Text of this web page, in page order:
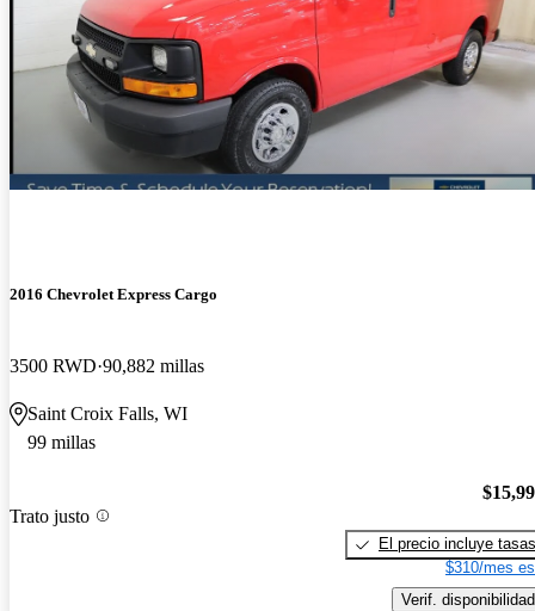
2016 Chevrolet Express Cargo
3500 RWD 90,882 millas
Saint Croix Falls, WI
99 millas
Trato justo
El precio incluye tasas
$310/mes
Verif. disponibilidad